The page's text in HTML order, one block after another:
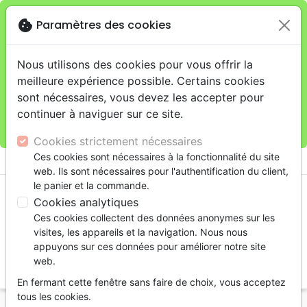
Je veux retirer ma commande au 11 rue de Rive,
Genèveclose
warningCette boutique en ligne est limitée au retrait en
magasin.
Pour les livraisons à domicile, veuillez passer vos
commandes sur la boutique La Maison de la Bible
shopping_cart
cookie Paramètres des cookies
Nous utilisons des cookies pour vous offrir la
meilleure expérience possible. Certains cookies
sont nécessaires, vous devez les accepter pour
continuer à naviguer sur ce site.
Cookies strictement nécessaires
Ces cookies sont nécessaires à la fonctionnalité du site
web. Ils sont nécessaires pour l'authentification du client,
le panier et la commande.
Cookies analytiques
Ces cookies collectent des données anonymes sur les
visites, les appareils et la navigation. Nous nous
appuyons sur ces données pour améliorer notre site
web.
En fermant cette fenêtre sans faire de choix, vous acceptez
tous les cookies.